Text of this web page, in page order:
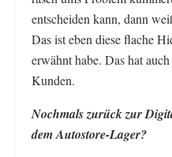
entscheiden kann, dann
Das ist eben diese flache
erwähnt habe. Das hat
Kunden.
Nochmals zurück zur
dem Autostore-Lager?